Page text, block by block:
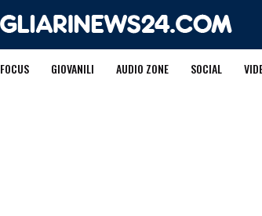
FOCUS GIOVANILI AUDIO ZONE SOCIAL